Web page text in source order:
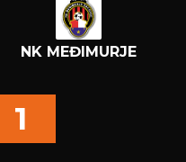
NK MEĐIMURJE
1